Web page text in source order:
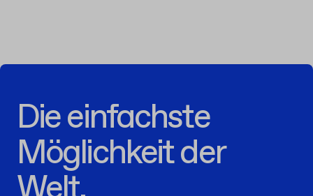
Die einfachste
Möglichkeit der